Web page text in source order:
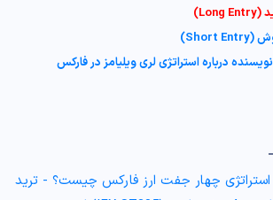
چهار جفت ارز فارکس چیست؟ - ترید